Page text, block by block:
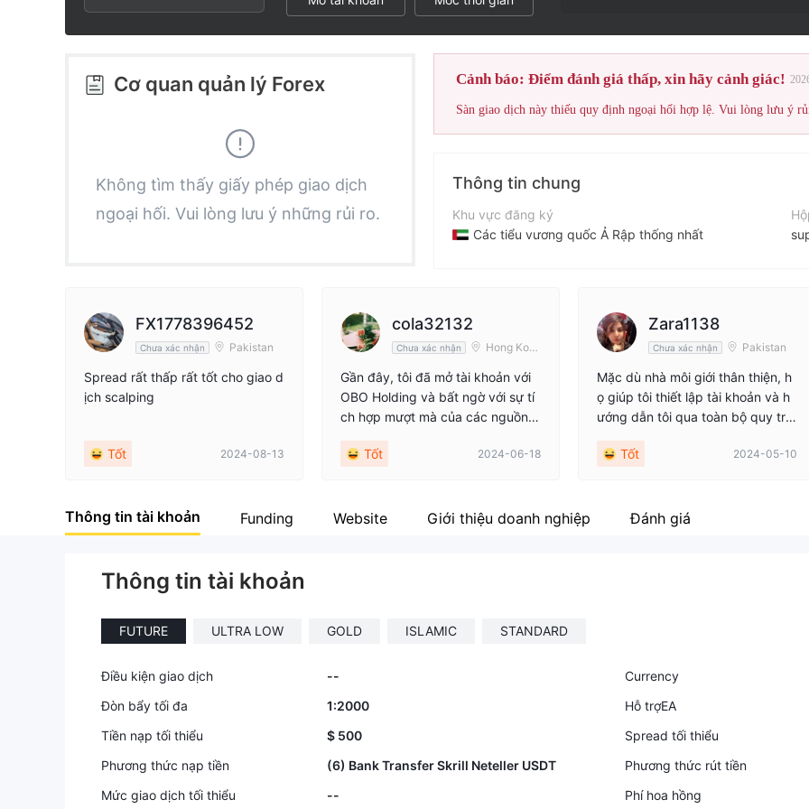
2
3
5
6
8
9
7
8
Cơ quan quản lý Forex
Không tìm thấy giấy phép giao dịch
ngoại hối. Vui lòng lưu ý những rủi ro.
Cảnh báo: Điểm đánh giá thấp, xin hãy cảnh giác!
Sàn giao dịch này thiếu quy định ngoại hối hợp lệ. Vui lòng lưu ý
Thông tin chung
Khu vực đăng ký
Các tiểu vương quốc Ả Rập thống nhất
Tên công ty
OBO Holding Limited
FX1778396452
Chưa xác nhận Pakistan
Spread rất thấp rất tốt cho giao d
ịch scalping
Tốt 2024-08-13
cola32132
Chưa xác nhận
Hong Kon
Gần đây, tôi đã mở tài khoản với
OBO Holding và bất ngờ với sự tí
ch hợp mượt mà của các nguồn t
y. Điều này không chỉ liên quan đ
Tốt 2024-06-18
Zara1138
Chưa xác nhận Pakistan
Mặc dù nhà môi giới thân thiện, h
ọ giúp tôi thiết lập tài khoản và h
ướng dẫn tôi qua toàn bộ quy trìn
ong việc rút tiền.
Tốt 2024-05-10
Thông tin tài khoản Funding Website Giới thiệu doanh nghiệp Đánh giá
Thông tin tài khoản
FUTURE ULTRA LOW GOLD ISLAMIC STANDARD
Điều kiện giao dịch -- Currency
Đòn bẩy tối đa
1:2000
Hỗ trợEA
Tiền nạp tối thiểu
$ 500 Spread tối thiểu
Phương thức nạp tiền
(6) Bank Transfer Skrill Neteller USDT Phương thức rút tiền
Mức giao dịch tối thiểu
-- Phí hoa hồng